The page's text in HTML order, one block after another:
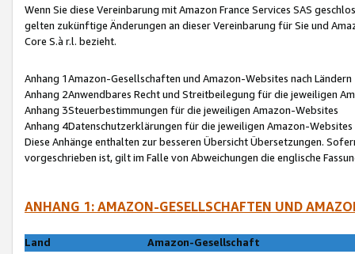
Wenn Sie diese Vereinbarung mit Amazon France Services SAS
gelten zukünftige Änderungen an dieser Vereinbarung für Sie und
Core S.à r.l. bezieht.
Anhang 1Amazon-Gesellschaften und Amazon-Websites nach Ländern
Anhang 2Anwendbares Recht und Streitbeilegung für die jeweiligen
Anhang 3Steuerbestimmungen für die jeweiligen Amazon-Websites
Anhang 4Datenschutzerklärungen für die jeweiligen Amazon-Websites
Diese Anhänge enthalten zur besseren Übersicht Übersetzungen.
vorgeschrieben ist, gilt im Falle von Abweichungen die englische
ANHANG 1: AMAZON-GESELLSCHAFTEN UND
Land
Amazon-Gesellschaft